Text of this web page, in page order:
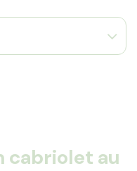
cabriolet au